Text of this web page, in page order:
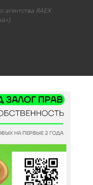
агентства RAEX